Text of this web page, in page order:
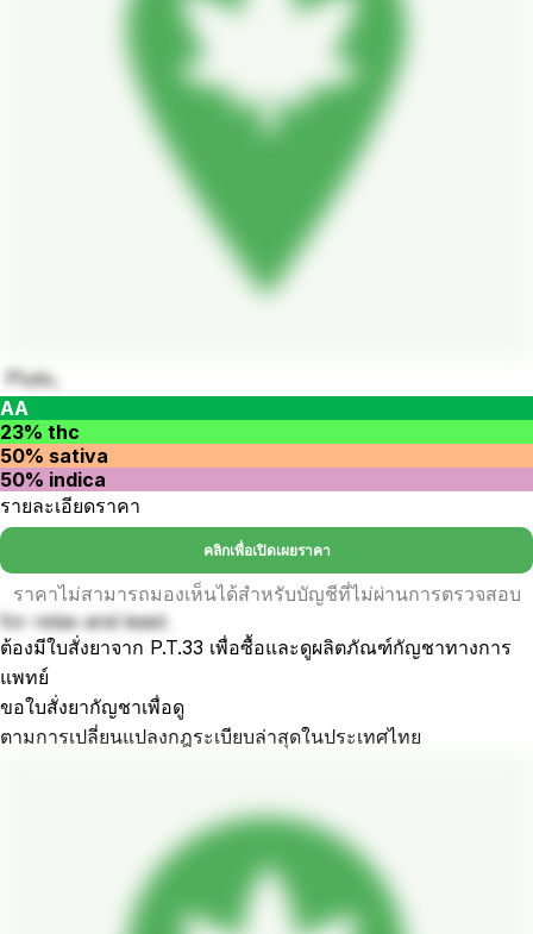
Pluto,
AA
23% thc
50% sativa
50% indica
รายละเอียดราคา
คลิกเพื่อเปิดเผยราคา
ราคาไม่สามารถมองเห็นได้สำหรับบัญชีที่ไม่ผ่านการตรวจสอบ
for relax and least.
ต้องมีใบสั่งยาจาก P.T.33 เพื่อซื้อและดูผลิตภัณฑ์กัญชาทางการ
แพทย์
ขอใบสั่งยากัญชาเพื่อดู
ตามการเปลี่ยนแปลงกฎระเบียบล่าสุดในประเทศไทย